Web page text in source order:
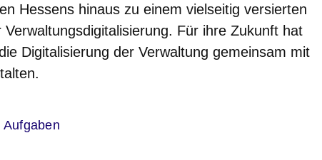
Hessens hinaus zu einem vielseitig versierten
Für ihre Zukunft hat
Digitalisierung der Verwaltung gemeinsam mit